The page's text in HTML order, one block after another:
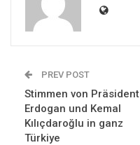
PREV POST
Stimmen von Präsident
Erdogan und Kemal
Kılıçdaroğlu in ganz
Türkiye